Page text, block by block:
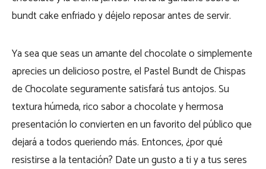
bundt cake enfriado y déjelo reposar antes de servir.
Ya sea que seas un amante del chocolate o simplemente
aprecies un delicioso postre, el Pastel Bundt de Chispas
de Chocolate seguramente satisfará tus antojos. Su
textura húmeda, rico sabor a chocolate y hermosa
presentación lo convierten en un favorito del público que
dejará a todos queriendo más. Entonces, ¿por qué
resistirse a la tentación? Date un gusto a ti y a tus seres